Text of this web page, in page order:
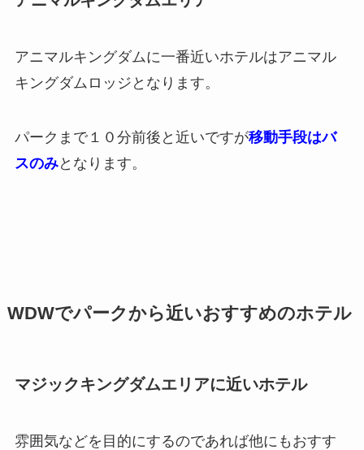
アニマルキングダムに一番近いホテルはアニマル
キングダムロッジとなります。
パークまで１０分前後と近いですが移動手段はバ
スのみとなります。
WDWでパークから近いおすすめのホテル
マジックキングダムエリアに近いホテル
雰囲気などを目的にするのであれば他にもおすす